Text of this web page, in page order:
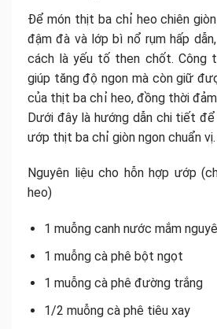
Để món thịt ba chỉ heo chiên
đậm đà và lớp bì nổ rụm hấp
cách là yếu tố then chốt. Công
giúp tăng độ ngon mà còn giữ
của thịt ba chỉ heo, đồng thời
Dưới đây là hướng dẫn chi tiết
ướp thịt ba chỉ giòn ngon chuẩn vị.
Nguyên liệu cho hỗn hợp ướp
heo)
1 muỗng canh nước mắm
1 muỗng cà phê bột ngọt
1 muỗng cà phê đường trắng
1/2 muỗng cà phê tiêu xay